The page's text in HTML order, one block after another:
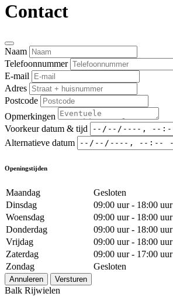
Contact
Naam
Telefoonnummer
E-mail
Adres
Postcode
Opmerkingen
Voorkeur datum & tijd
Alternatieve datum
Openingstijden
Maandag
Gesloten
Dinsdag
09:00 uur - 18:00 uur
Woensdag
09:00 uur - 18:00 uur
Donderdag
09:00 uur - 18:00 uur
Vrijdag
09:00 uur - 18:00 uur
Zaterdag
09:00 uur - 17:00 uur
Zondag
Gesloten
Annuleren Versturen
Balk Rijwielen